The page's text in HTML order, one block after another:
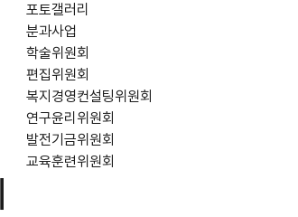
포토갤러리
분과사업
학술위원회
편집위원회
복지경영컨설팅위원회
연구윤리위원회
발전기금위원회
교육훈련위원회